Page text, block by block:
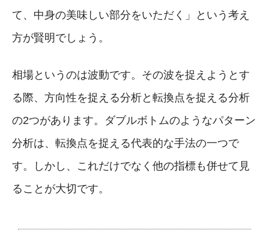
て、中身の美味しい部分をいただく」という考え
方が賢明でしょう。
相場というのは波動です。その波を捉えようとす
る際、方向性を捉える分析と転換点を捉える分析
の2つがあります。ダブルボトムのようなパターン
分析は、転換点を捉える代表的な手法の一つで
す。しかし、これだけでなく他の指標も併せて見
ることが大切です。